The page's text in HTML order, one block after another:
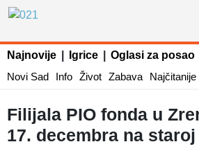
Najnovije Igrice Oglasi za posao
Novi Sad
Info Život Zabava Najčitanije
Filijala PIO fonda u
17. decembra na